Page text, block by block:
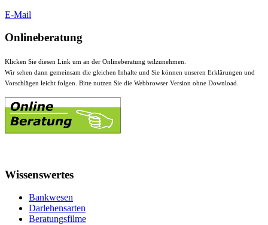
E-Mail
Onlineberatung
Klicken Sie diesen Link um an der Onlineberatung teilzunehmen.
Wir sehen dann gemeinsam die gleichen Inhalte und Sie können unseren Erklärungen und
Vorschlägen leicht folgen. Bitte nutzen Sie die Webbrowser Version ohne Download.
Wissenswertes
Bankwesen
Darlehensarten
Beratungsfilme